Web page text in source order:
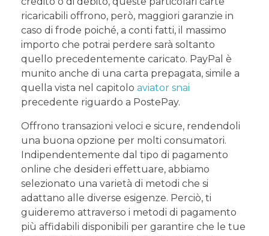
ricaricabili offrono, però, maggiori garanzie in
caso di frode poiché, a conti fatti, il massimo
importo che potrai perdere sarà soltanto
quello precedentemente caricato. PayPal è
munito anche di una carta prepagata, simile a
quella vista nel capitolo aviator snai
precedente riguardo a PostePay.
Offrono transazioni veloci e sicure, rendendoli
una buona opzione per molti consumatori.
Indipendentemente dal tipo di pagamento
online che desideri effettuare, abbiamo
selezionato una varietà di metodi che si
adattano alle diverse esigenze. Perciò, ti
guideremo attraverso i metodi di pagamento
più affidabili disponibili per garantire che le tue